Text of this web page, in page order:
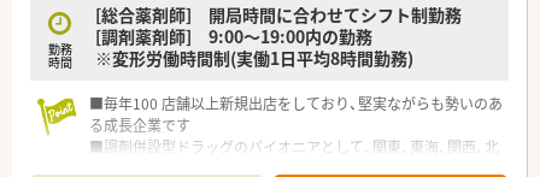
勤務
時間
[総合薬剤師] 開局時間に合わせてシフト制勤務
[調剤薬剤師] 9:00～19:00内の勤務
※変形労働時間制(実働1日平均8時間勤務)
■毎年100 店舗以上新規出店をしており、堅実ながらも勢いのあ
る成長企業です
■調剤併設型ドラッグのパイオニアとして、関東、東海、関西、北